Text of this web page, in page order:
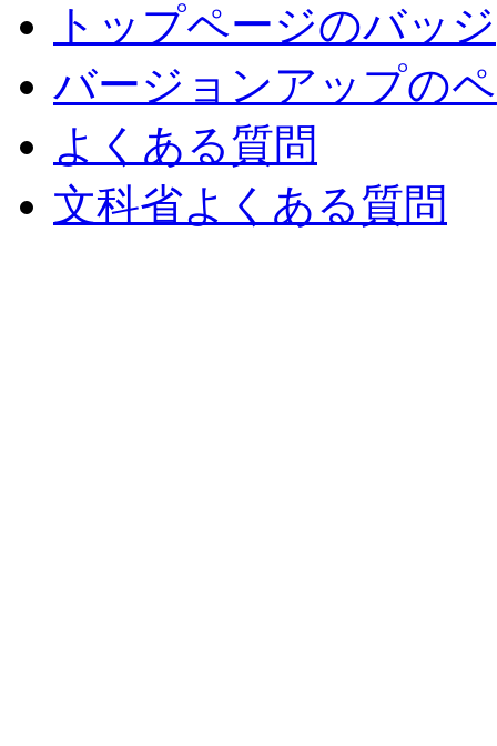
トップページのバッジ
バージョンアップの
よくある質問
文科省よくある質問